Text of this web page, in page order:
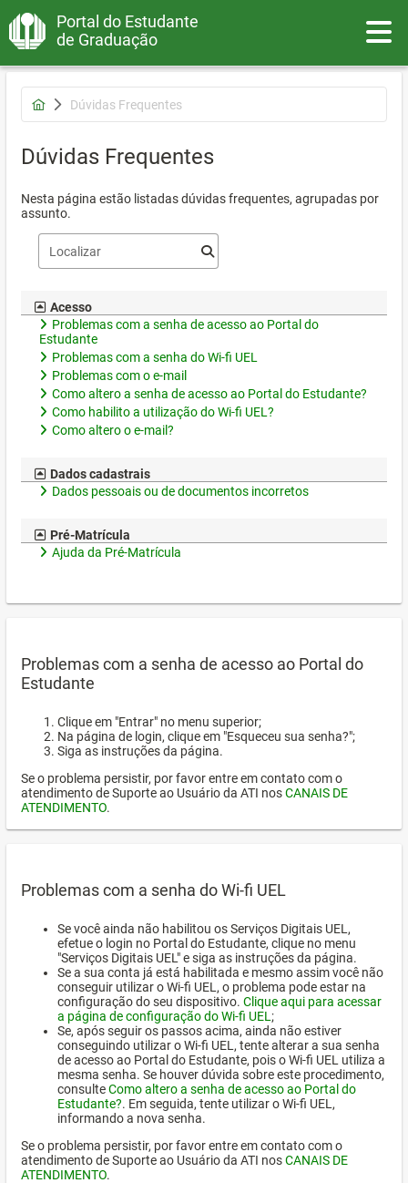
Portal do Estudante
de Graduação
Dúvidas Frequentes
Dúvidas Frequentes
Nesta página estão listadas dúvidas frequentes, agrupadas por
assunto.
Acesso
Problemas com a senha de acesso ao Portal do
Estudante
Problemas com a senha do Wi-fi UEL
Problemas com o e-mail
Como altero a senha de acesso ao Portal do Estudante?
Como habilito a utilização do Wi-fi UEL?
Como altero o e-mail?
Dados cadastrais
Dados pessoais ou de documentos incorretos
Pré-Matrícula
Ajuda da Pré-Matrícula
Problemas com a senha de acesso ao Portal do
Estudante
Clique em "Entrar" no menu superior;
Na página de login, clique em "Esqueceu sua senha?";
Siga as instruções da página.
Se o problema persistir, por favor entre em contato com o
atendimento de Suporte ao Usuário da ATI nosCANAIS DE
ATENDIMENTO.
Problemas com a senha do Wi-fi UEL
Se você ainda não habilitou os Serviços Digitais UEL,
efetue o login no Portal do Estudante, clique no menu
"Serviços Digitais UEL" e siga as instruções da página.
Se a sua conta já está habilitada e mesmo assim você não
conseguir utilizar o Wi-fi UEL, o problema pode estar na
configuração do seu dispositivo. Clique aqui para acessar
a página de configuração do Wi-fi UEL ;
Se, após seguir os passos acima, ainda não estiver
conseguindo utilizar o Wi-fi UEL, tente alterar a sua senha
de acesso ao Portal do Estudante, pois o Wi-fi UEL utiliza a
mesma senha. Se houver dúvida sobre este procedimento,
consulteComo altero a senha de acesso ao Portal do
Estudante?. Em seguida, tente utilizar o Wi-fi UEL,
informando a nova senha.
Se o problema persistir, por favor entre em contato com o
atendimento de Suporte ao Usuário da ATI nosCANAIS DE
ATENDIMENTO.